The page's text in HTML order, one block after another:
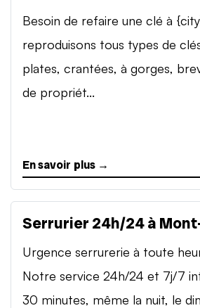
Besoin de refaire une clé à
reproduisons tous types de
plates, crantées, à gorges,
de propriét...
En savoir plus →
Serrurier 24h/24 à
Urgence serrurerie à toute
Notre service 24h/24 et 7j/7
30 minutes, même la nuit, le